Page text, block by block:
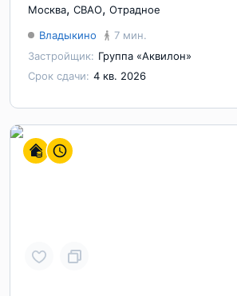
Москва, СВАО, Отрадное
Владыкино
7 мин.
Застройщик: Группа «Аквилон»
Срок сдачи: 4 кв. 2026